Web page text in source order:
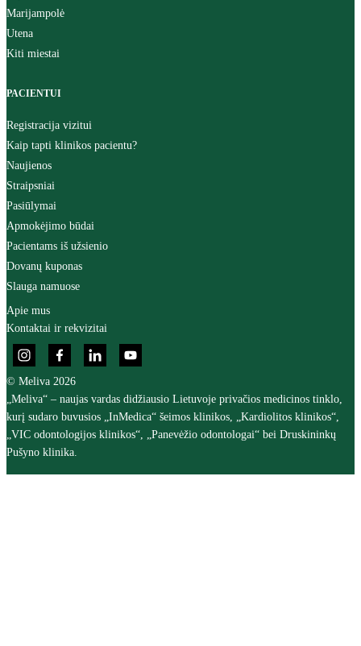
Marijampolė
Utena
Kiti miestai
PACIENTUI
Registracija vizitui
Kaip tapti klinikos pacientu?
Naujienos
Straipsniai
Pasiūlymai
Apmokėjimo būdai
Pacientams iš užsienio
Dovanų kuponas
Slauga namuose
Apie mus
Kontaktai ir rekvizitai
© Meliva 2026
„Meliva“ – naujas vardas didžiausio Lietuvoje privačios medicinos tinklo,
kurį sudaro buvusios „InMedica“ šeimos klinikos, „Kardiolitos klinikos“,
„VIC odontologijos klinikos“, „Panevėžio odontologai“ bei Druskininkų
Pušyno klinika.